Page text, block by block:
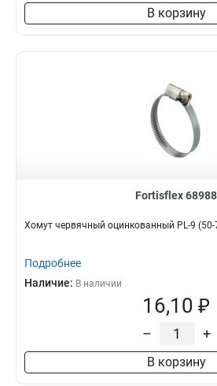
В корзину
Fortisflex 68988
Хомут червячный оцинкованный PL-9 (50-
Подробнее
Наличие: В наличии
16,10 ₽
– +
В корзину